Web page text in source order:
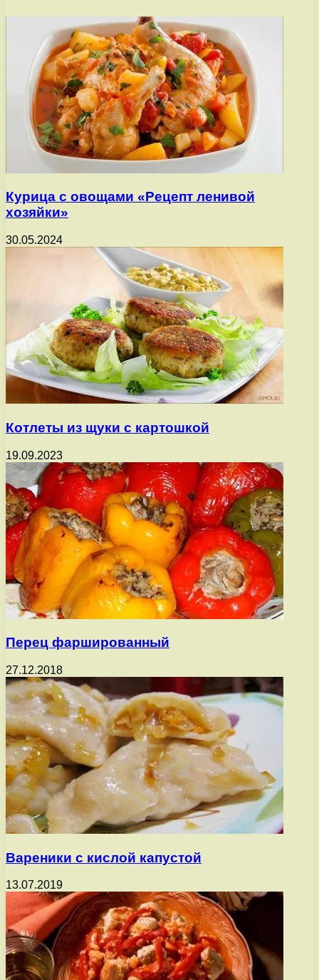
Курица с овощами «Рецепт ленивой
хозяйки»
30.05.2024
Котлеты из щуки с картошкой
19.09.2023
Перец фаршированный
27.12.2018
Вареники с кислой капустой
13.07.2019